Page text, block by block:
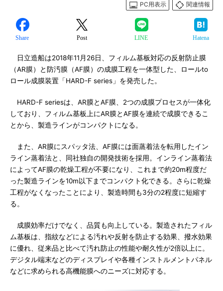
PC用表示
関連情報
Share Post LINE Hatena
日立造船は2018年11月26日、フィルム基板対応の反射防止膜
（AR膜）と防汚膜（AF膜）の成膜工程を一体型した、ロールto
ロール成膜装置「HARD-F series」を発売した。
HARD-F seriesは、AR膜とAF膜、2つの成膜プロセスが一体化
しており、フィルム基板上にAR膜とAF膜を連続で成膜できるこ
とから、製造ラインがコンパクトになる。
また、AR膜にスパッタ法、AF膜には面蒸着法を転用したイン
ライン蒸着法と、同社独自の開発技術を採用。インライン蒸着法
によってAF膜の乾燥工程が不要になり、これまで約20m程度だ
った製造ラインを10m以下までコンパクト化できる。さらに乾燥
工程がなくなったことにより、製造時間も3分の2程度に短縮す
る。
成膜効率だけでなく、品質も向上している。製造されたフィル
ム基板は、指紋などによる汚れや反射を防止する効果、撥水効果
に優れ、従来品と比べて汚れ防止の性能や耐久性が2倍以上に。
デジタル端末などのディスプレイや各種インストルメントパネル
などに求められる高機能膜へのニーズに対応する。